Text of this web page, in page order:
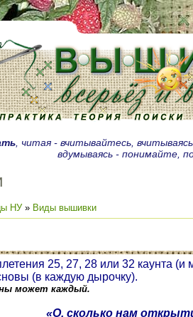
, читая - вчитывайтесь,
вдумываясь - понимайте,
НУ» Виды вышивки
25, 27, 28 или 32 каунта (и
(в каждую дырочку).
может каждый.
«О, сколько нам